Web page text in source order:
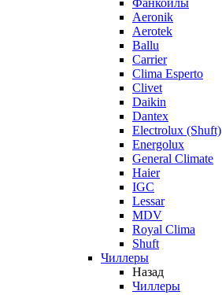
Фанкойлы
Aeronik
Aerotek
Ballu
Carrier
Clima Esperto
Clivet
Daikin
Dantex
Electrolux (Shuft)
Energolux
General Climate
Haier
IGC
Lessar
MDV
Royal Clima
Shuft
Чиллеры
Назад
Чиллеры